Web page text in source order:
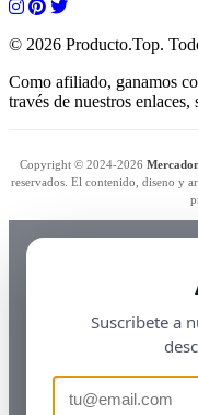
© 2026 Producto.Top.
Como afiliado, ganamos
través de nuestros
Copyright © 2024-2026
reservados. El contenido, diseno y
Suscribete a